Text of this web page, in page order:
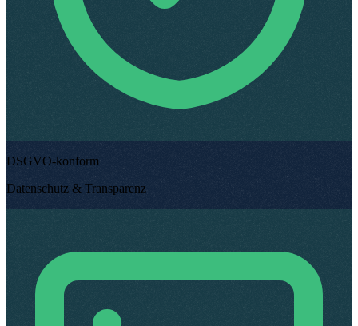
DSGVO-konform
Datenschutz & Transparenz